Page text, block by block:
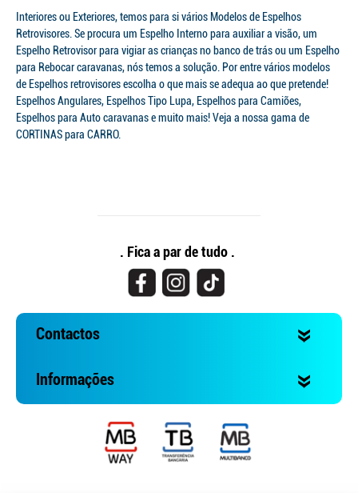
Interiores ou Exteriores, temos para si vários Modelos de Espelhos
Retrovisores. Se procura um Espelho Interno para auxiliar a visão, um
Espelho Retrovisor para vigiar as crianças no banco de trás ou um Espelho
para Rebocar caravanas, nós temos a solução. Por entre vários modelos
de Espelhos retrovisores escolha o que mais se adequa ao que pretende!
Espelhos Angulares, Espelhos Tipo Lupa, Espelhos para Camiões,
Espelhos para Auto caravanas e muito mais! Veja a nossa gama de
CORTINAS para CARRO.
Continuar a comprar
Ir para o carrinho
. Fica a par de tudo .
Contactos
Informações